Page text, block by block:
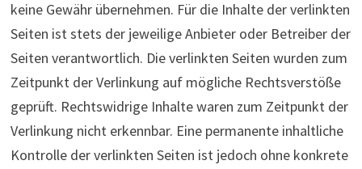
keine Gewähr übernehmen. Für die Inhalte der verlinkten
Seiten ist stets der jeweilige Anbieter oder Betreiber der
Seiten verantwortlich. Die verlinkten Seiten wurden zum
Zeitpunkt der Verlinkung auf mögliche Rechtsverstöße
geprüft. Rechtswidrige Inhalte waren zum Zeitpunkt der
Verlinkung nicht erkennbar. Eine permanente inhaltliche
Kontrolle der verlinkten Seiten ist jedoch ohne konkrete